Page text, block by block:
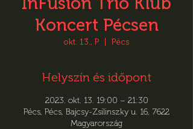
Koncert Pécsen
okt. 13., P Pécs
Helyszín és időpont
2023. okt. 13. 19:00 – 21:30
Pécs, Pécs, Bajcsy-Zsilinszky u. 16, 7622
Magyarország